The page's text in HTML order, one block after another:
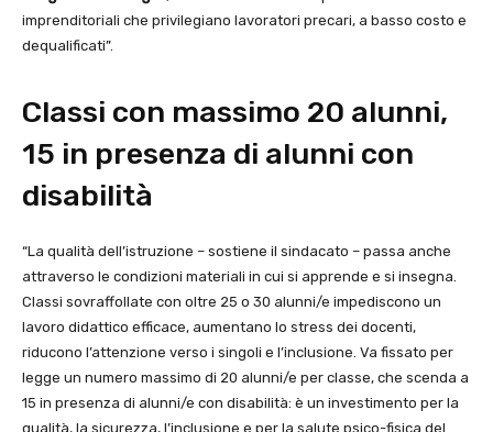
imprenditoriali che privilegiano lavoratori precari, a basso costo e
dequalificati”.
Classi con massimo 20 alunni,
15 in presenza di alunni con
disabilità
“La qualità dell’istruzione – sostiene il sindacato – passa anche
attraverso le condizioni materiali in cui si apprende e si insegna.
Classi sovraffollate con oltre 25 o 30 alunni/e impediscono un
lavoro didattico efficace, aumentano lo stress dei docenti,
riducono l’attenzione verso i singoli e l’inclusione. Va fissato per
legge un numero massimo di 20 alunni/e per classe, che scenda a
15 in presenza di alunni/e con disabilità: è un investimento per la
qualità, la sicurezza, l’inclusione e per la salute psico-fisica del